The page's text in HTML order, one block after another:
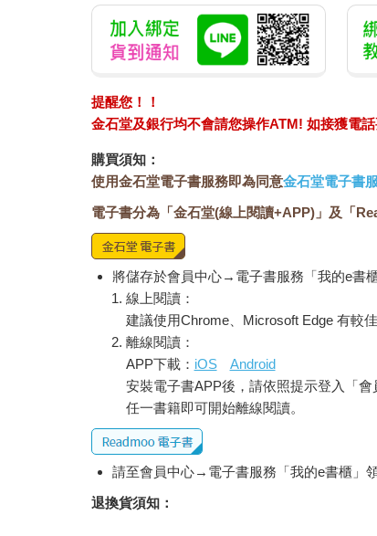
提醒您！！
金石堂及銀行均不會請您操作ATM! 如接獲電
購買須知：
使用金石堂電子書服務即為同意金石堂電子書
電子書分為「金石堂(線上閱讀+APP)」及「
將儲存於會員中心→電子書服務「我的e書
線上閱讀：
建議使用Chrome、Microsoft Edge 有較
離線閱讀：
APP下載： iOS
Android
安裝電子書APP後，請依照提示登入「
任一書籍即可開始離線閱讀。
請至會員中心→電子書服務「我的e書櫃」
退換貨須知：